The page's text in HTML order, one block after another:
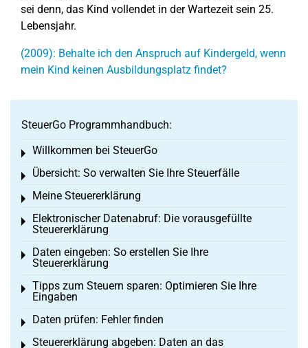
sei denn, das Kind vollendet in der Wartezeit sein 25.
Lebensjahr.
(2009): Behalte ich den Anspruch auf Kindergeld, wenn
mein Kind keinen Ausbildungsplatz findet?
SteuerGo Programmhandbuch:
Willkommen bei SteuerGo
Toggle menu
Übersicht: So verwalten Sie Ihre Steuerfälle
Toggle menu
Meine Steuererklärung
Toggle menu
Elektronischer Datenabruf: Die vorausgefüllte
Steuererklärung
Toggle menu
Daten eingeben: So erstellen Sie Ihre
Steuererklärung
Toggle menu
Tipps zum Steuern sparen: Optimieren Sie Ihre
Eingaben
Toggle menu
Daten prüfen: Fehler finden
Toggle menu
Steuererklärung abgeben: Daten an das